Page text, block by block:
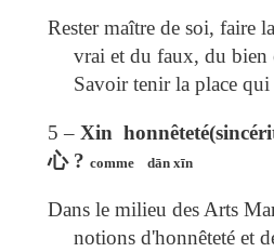
Rester maître de soi, faire
vrai et du faux, du
Savoir tenir la place qui
5 –Xin
心? comme dān xīn
Dans le milieu des Arts
notions d'honnêteté et